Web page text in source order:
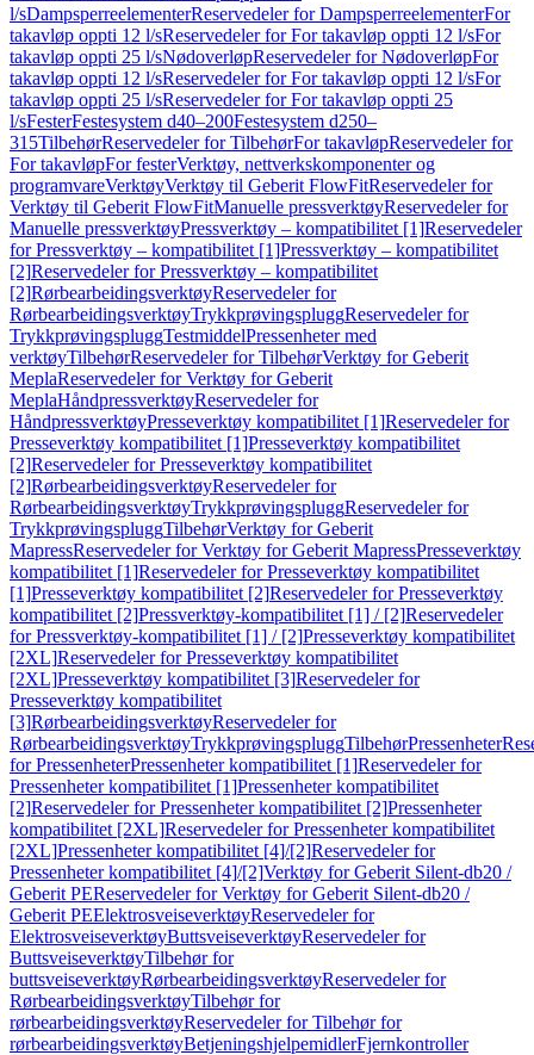
l/sDampsperreelementerReservedeler for DampsperreelementerFor
takavløp oppti 12 l/sReservedeler for For takavløp oppti 12 l/sFor
takavløp oppti 25 l/sNødoverløpReservedeler for NødoverløpFor
takavløp oppti 12 l/sReservedeler for For takavløp oppti 12 l/sFor
takavløp oppti 25 l/sReservedeler for For takavløp oppti 25
l/sFesterFestesystem d40–200Festesystem d250–
315TilbehørReservedeler for TilbehørFor takavløpReservedeler for
For takavløpFor festerVerktøy, nettverkskomponenter og
programvareVerktøyVerktøy til Geberit FlowFitReservedeler for
Verktøy til Geberit FlowFitManuelle pressverktøyReservedeler for
Manuelle pressverktøyPressverktøy – kompatibilitet [1]Reservedeler
for Pressverktøy – kompatibilitet [1]Pressverktøy – kompatibilitet
[2]Reservedeler for Pressverktøy – kompatibilitet
[2]RørbearbeidingsverktøyReservedeler for
RørbearbeidingsverktøyTrykkprøvingspluggReservedeler for
TrykkprøvingspluggTestmiddelPressenheter med
verktøyTilbehørReservedeler for TilbehørVerktøy for Geberit
MeplaReservedeler for Verktøy for Geberit
MeplaHåndpressverktøyReservedeler for
HåndpressverktøyPresseverktøy kompatibilitet [1]Reservedeler for
Presseverktøy kompatibilitet [1]Presseverktøy kompatibilitet
[2]Reservedeler for Presseverktøy kompatibilitet
[2]RørbearbeidingsverktøyReservedeler for
RørbearbeidingsverktøyTrykkprøvingspluggReservedeler for
TrykkprøvingspluggTilbehørVerktøy for Geberit
MapressReservedeler for Verktøy for Geberit MapressPresseverktøy
kompatibilitet [1]Reservedeler for Presseverktøy kompatibilitet
[1]Presseverktøy kompatibilitet [2]Reservedeler for Presseverktøy
kompatibilitet [2]Pressverktøy-kompatibilitet [1] / [2]Reservedeler
for Pressverktøy-kompatibilitet [1] / [2]Presseverktøy kompatibilitet
[2XL]Reservedeler for Presseverktøy kompatibilitet
[2XL]Presseverktøy kompatibilitet [3]Reservedeler for
Presseverktøy kompatibilitet
[3]RørbearbeidingsverktøyReservedeler for
RørbearbeidingsverktøyTrykkprøvingspluggTilbehørPressenheter
for PressenheterPressenheter kompatibilitet [1]Reservedeler for
Pressenheter kompatibilitet [1]Pressenheter kompatibilitet
[2]Reservedeler for Pressenheter kompatibilitet [2]Pressenheter
kompatibilitet [2XL]Reservedeler for Pressenheter kompatibilitet
[2XL]Pressenheter kompatibilitet [4]/[2]Reservedeler for
Pressenheter kompatibilitet [4]/[2]Verktøy for Geberit Silent-db20 /
Geberit PEReservedeler for Verktøy for Geberit Silent-db20 /
Geberit PEElektrosveiseverktøyReservedeler for
ElektrosveiseverktøyButtsveiseverktøyReservedeler for
ButtsveiseverktøyTilbehør for
buttsveiseverktøyRørbearbeidingsverktøyReservedeler for
RørbearbeidingsverktøyTilbehør for
rørbearbeidingsverktøyReservedeler for Tilbehør for
rørbearbeidingsverktøyBetjeningshjelpemidlerFjernkontroller